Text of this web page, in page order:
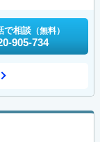
で相談 （無料）
905-734